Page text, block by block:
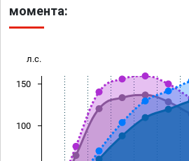
момента:
л.с.
100
150